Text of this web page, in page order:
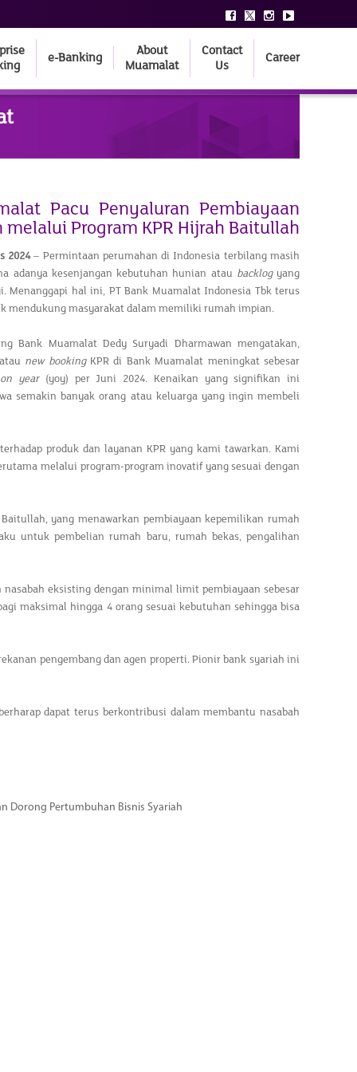
e-Banking
About
Muamalat
Contact
Us
Career
Pacu Penyaluran Pembiayaan
melalui Program KPR Hijrah Baitullah
2024– Permintaan perumahan di Indonesia terbilang masih
adanya kesenjangan kebutuhan hunian atau backlogyang
Menanggapi hal ini, PT Bank Muamalat Indonesia Tbk terus
mendukung masyarakat dalam memiliki rumah impian.
Bank Muamalat Dedy Suryadi Dharmawan mengatakan,
new bookingKPR di Bank Muamalat meningkat sebesar
year(yoy) per Juni 2024. Kenaikan yang signifikan ini
semakin banyak orang atau keluarga yang ingin membeli
produk dan layanan KPR yang kami tawarkan. Kami
melalui program-program inovatif yang sesuai dengan
yang menawarkan pembiayaan kepemilikan rumah
untuk pembelian rumah baru, rumah bekas, pengalihan
eksisting dengan minimal limit pembiayaan sebesar
maksimal hingga 4 orang sesuai kebutuhan sehingga bisa
pengembang dan agen properti. Pionir bank syariah ini
dapat terus berkontribusi dalam membantu nasabah
Dorong Pertumbuhan Bisnis Syariah